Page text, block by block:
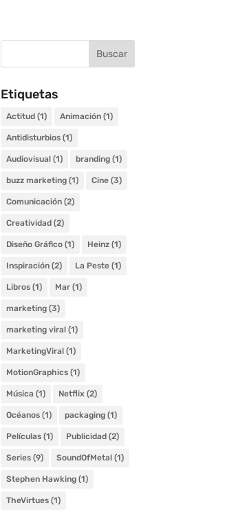
Etiquetas
Actitud (1) Animación (1)
Antidisturbios (1)
Audiovisual (1) branding (1)
buzz marketing (1) Cine (3)
Comunicación (2)
Creatividad (2)
Diseño Gráfico (1) Heinz (1)
Inspiración (2) La Peste (1)
Libros (1) Mar (1)
marketing (3)
marketing viral (1)
MarketingViral (1)
MotionGraphics (1)
Música (1) Netflix (2)
Océanos (1) packaging (1)
Películas (1) Publicidad (2)
Series (9) SoundOfMetal (1)
Stephen Hawking (1)
TheVirtues (1)